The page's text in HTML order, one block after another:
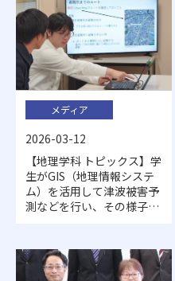
メディア
2026-03-12
【地理学科 トピックス】学
生がGIS（地理情報システ
ム）を活用して津波被害予
測などを行い、その様子が